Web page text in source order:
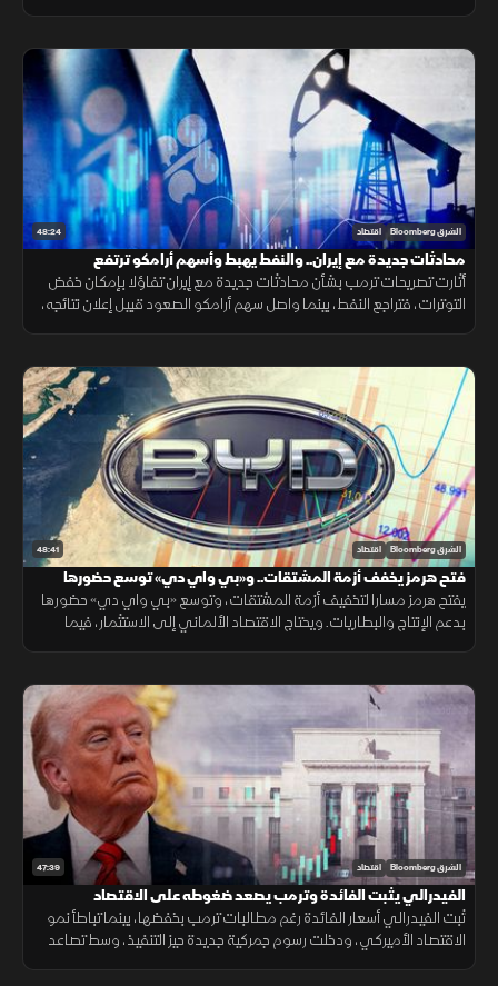
48:24 الشرق Bloomberg اقتصاد
محادثات جديدة مع إيران.. والنفط يهبط وأسهم أرامكو ترتفع
أثارت تصريحات ترمب بشأن محادثات جديدة مع إيران تفاؤلا بإمكان خفض
التوترات، فتراجع النفط، بينما واصل سهم أرامكو الصعود قبيل إعلان نتائجه،
48:41 الشرق Bloomberg اقتصاد
فتح هرمز يخفف أزمة المشتقات.. و«بي واي دي» توسع حضورها
يفتح هرمز مسارا لتخفيف أزمة المشتقات، وتوسع «بي واي دي» حضورها
بدعم الإنتاج والبطاريات. ويحتاج الاقتصاد الألماني إلى الاستثمار، فيما
47:39 الشرق Bloomberg اقتصاد
الفيدرالي يثبت الفائدة وترمب يصعد ضغوطه على الاقتصاد
ثبت الفيدرالي أسعار الفائدة رغم مطالبات ترمب بخفضها، بينما تباطأ نمو
الاقتصاد الأميركي، ودخلت رسوم جمركية جديدة حيز التنفيذ، وسط تصاعد